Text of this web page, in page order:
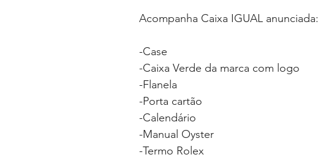
Acompanha Caixa IGUAL anunciada:
-Case
-Caixa Verde da marca com logo
-Flanela
-Porta cartão
-Calendário
-Manual Oyster
-Termo Rolex